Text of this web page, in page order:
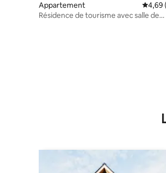
Appartement
4,69
Résidence de tourisme avec salle de